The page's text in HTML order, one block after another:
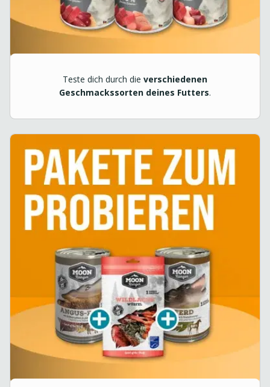
Teste dich durch die verschiedenen
Geschmackssorten deines Futters.